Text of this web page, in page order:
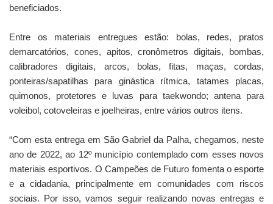
beneficiados.
Entre os materiais entregues estão: bolas, redes, pratos
demarcatórios, cones, apitos, cronômetros digitais, bombas,
calibradores digitais, arcos, bolas, fitas, maças, cordas,
ponteiras/sapatilhas para ginástica rítmica, tatames placas,
quimonos, protetores e luvas para taekwondo; antena para
voleibol, cotoveleiras e joelheiras, entre vários outros itens.
“Com esta entrega em São Gabriel da Palha, chegamos, neste
ano de 2022, ao 12º município contemplado com esses novos
materiais esportivos. O Campeões de Futuro fomenta o esporte
e a cidadania, principalmente em comunidades com riscos
sociais. Por isso, vamos seguir realizando novas entregas e